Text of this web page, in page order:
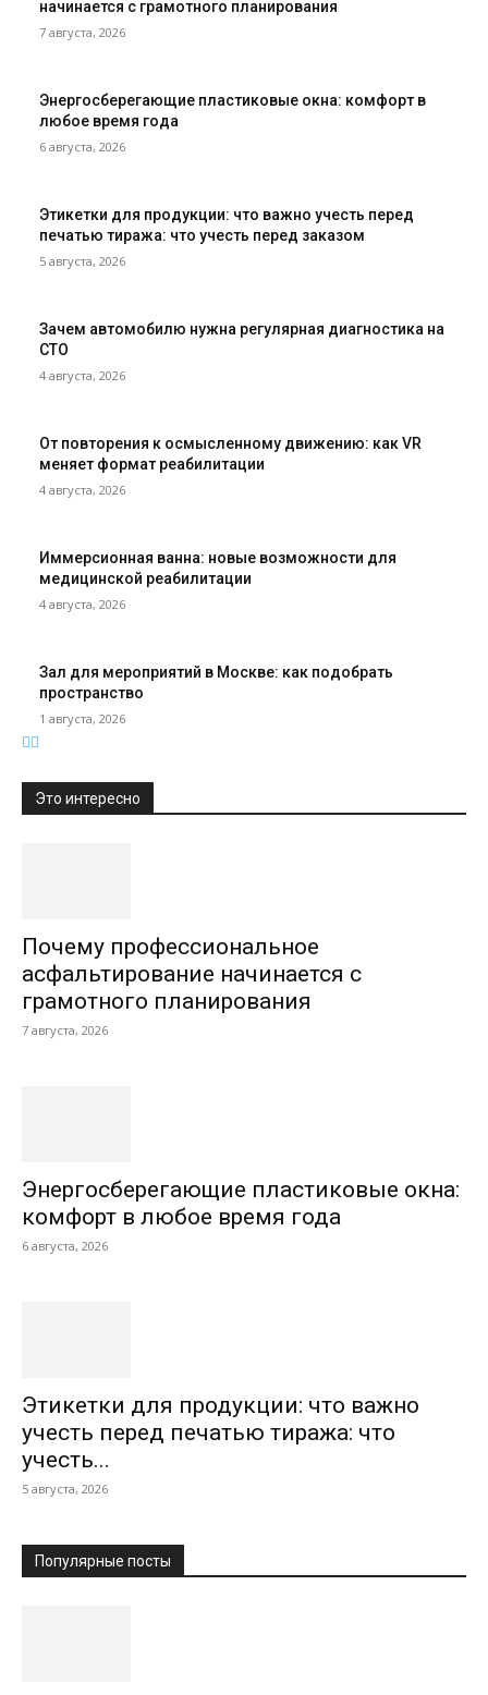
начинается с грамотного планирования
7 августа, 2026
Энергосберегающие пластиковые окна: комфорт в
любое время года
6 августа, 2026
Этикетки для продукции: что важно учесть перед
печатью тиража: что учесть перед заказом
5 августа, 2026
Зачем автомобилю нужна регулярная диагностика на
СТО
4 августа, 2026
От повторения к осмысленному движению: как VR
меняет формат реабилитации
4 августа, 2026
Иммерсионная ванна: новые возможности для
медицинской реабилитации
4 августа, 2026
Зал для мероприятий в Москве: как подобрать
пространство
1 августа, 2026
Это интересно
Почему профессиональное
асфальтирование начинается с
грамотного планирования
7 августа, 2026
Энергосберегающие пластиковые окна:
комфорт в любое время года
6 августа, 2026
Этикетки для продукции: что важно
учесть перед печатью тиража: что
учесть...
5 августа, 2026
Популярные посты